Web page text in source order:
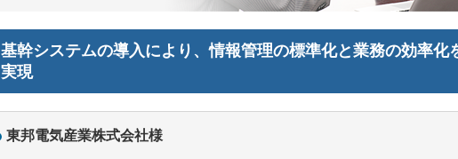
基幹システムの導入により、情報管理の標準化と業務の効率化
実現
東邦電気産業株式会社様